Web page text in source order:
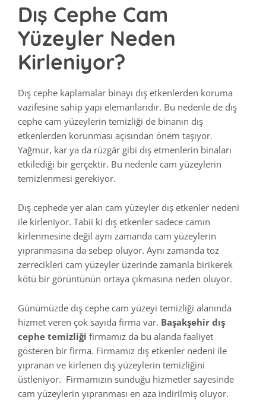
Dış Cephe Cam
Yüzeyler Neden
Kirleniyor?
Dış cephe kaplamalar binayı dış etkenlerden koruma
vazifesine sahip yapı elemanlarıdır. Bu nedenle de dış
cephe cam yüzeylerin temizliği de binanın dış
etkenlerden korunması açısından önem taşıyor.
Yağmur, kar ya da rüzgâr gibi dış etmenlerin binaları
etkilediği bir gerçektir. Bu nedenle cam yüzeylerin
temizlenmesi gerekiyor.
Dış cephede yer alan cam yüzeyler dış etkenler nedeni
ile kirleniyor. Tabii ki dış etkenler sadece camın
kirlenmesine değil aynı zamanda cam yüzeylerin
yıpranmasına da sebep oluyor. Aynı zamanda toz
zerrecikleri cam yüzeyler üzerinde zamanla birikerek
kötü bir görüntünün ortaya çıkmasına neden oluyor.
Günümüzde dış cephe cam yüzeyi temizliği alanında
hizmet veren çok sayıda firma var. Başakşehir dış
cephe temizliği firmamız da bu alanda faaliyet
gösteren bir firma. Firmamız dış etkenler nedeni ile
yıpranan ve kirlenen dış yüzeylerin temizliğini
üstleniyor. Firmamızın sunduğu hizmetler sayesinde
cam yüzeylerin yıpranması en aza indirilmiş oluyor.